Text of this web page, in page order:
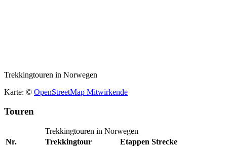
Trekkingtouren in Norwegen
Karte: © OpenStreetMap Mitwirkende
Touren
Trekkingtouren in Norwegen
Nr.
Trekkingtour Etappen Strecke